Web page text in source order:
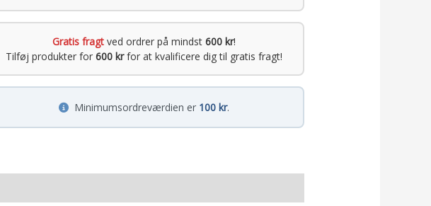
Gratis fragtved ordrer på mindst 600 kr!
Tilføj produkter for 600 krfor at kvalificere dig til gratis fragt!
Minimumsordreværdien er 100 kr.